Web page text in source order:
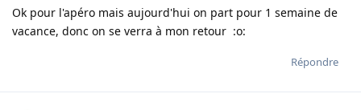
Ok pour l'apéro mais aujourd'hui on part pour 1 semaine de
vacance, donc on se verra à mon retour :o:
Répondre